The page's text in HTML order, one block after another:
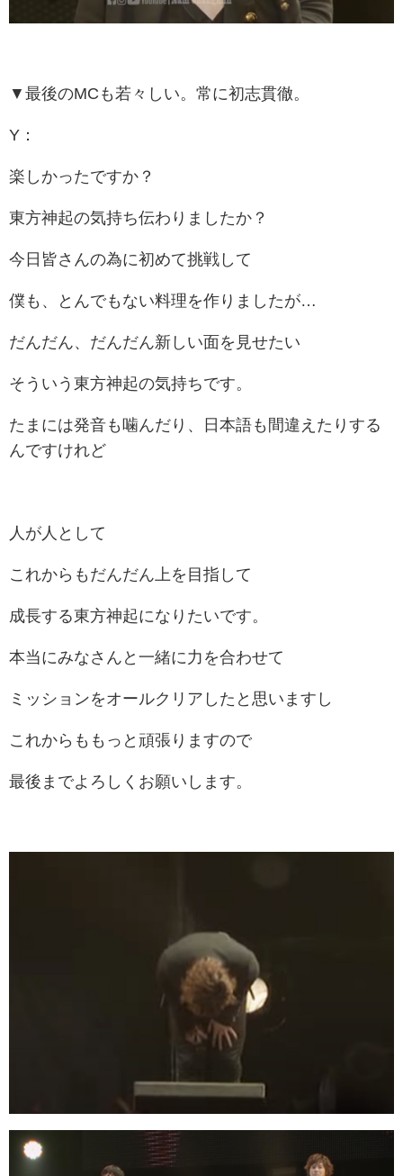
▼最後のMCも若々しい。常に初志貫徹。
Y：
楽しかったですか？
東方神起の気持ち伝わりましたか？
今日皆さんの為に初めて挑戦して
僕も、とんでもない料理を作りましたが…
だんだん、だんだん新しい面を見せたい
そういう東方神起の気持ちです。
たまには発音も噛んだり、日本語も間違えたりする
んですけれど
人が人として
これからもだんだん上を目指して
成長する東方神起になりたいです。
本当にみなさんと一緒に力を合わせて
ミッションをオールクリアしたと思いますし
これからももっと頑張りますので
最後までよろしくお願いします。